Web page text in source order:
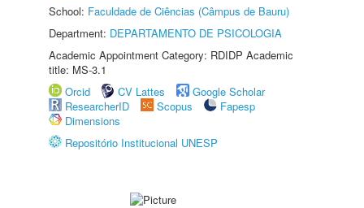
School: Faculdade de Ciências (Câmpus de Bauru)
Department: DEPARTAMENTO DE PSICOLOGIA
Academic Appointment Category: RDIDP Academic
title: MS-3.1
Orcid
CV Lattes
Google Scholar
ResearcherID
Scopus
Fapesp
Dimensions
Repositório Institucional UNESP